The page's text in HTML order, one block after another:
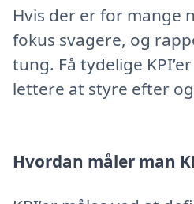
Hvis der er for mange
fokus svagere, og
tung. Få tydelige
lettere at styre efter
Hvordan måler man